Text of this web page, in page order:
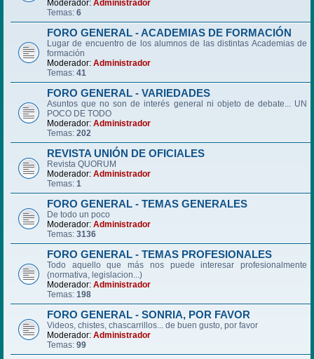
Moderador: Administrador
Temas: 6
FORO GENERAL - ACADEMIAS DE FORMACIÓN
Lugar de encuentro de los alumnos de las distintas Academias de
formación
Moderador: Administrador
Temas: 41
FORO GENERAL - VARIEDADES
Asuntos que no son de interés general ni objeto de debate... UN
POCO DE TODO
Moderador: Administrador
Temas: 202
REVISTA UNIÓN DE OFICIALES
Revista QUORUM
Moderador: Administrador
Temas: 1
FORO GENERAL - TEMAS GENERALES
De todo un poco
Moderador: Administrador
Temas: 3136
FORO GENERAL - TEMAS PROFESIONALES
Todo aquello que más nos puede interesar profesionalmente
(normativa, legislacion...)
Moderador: Administrador
Temas: 198
FORO GENERAL - SONRIA, POR FAVOR
Videos, chistes, chascarrillos... de buen gusto, por favor
Moderador: Administrador
Temas: 99